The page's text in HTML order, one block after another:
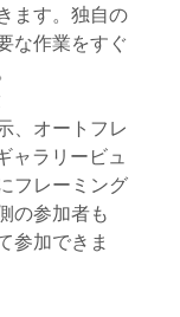
ます。独自の
な作業をすぐ
、オートフレ
ャラリービュ
フレーミング
の参加者も
参加できま